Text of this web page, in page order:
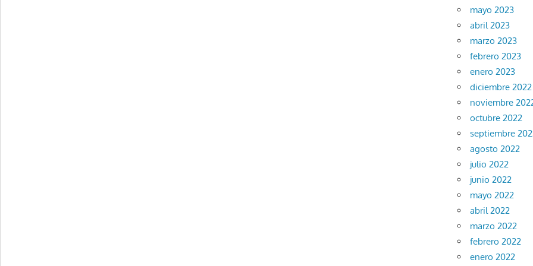
mayo 2023
abril 2023
marzo 2023
febrero 2023
enero 2023
diciembre 2022
noviembre
octubre 2022
septiembre
agosto 2022
julio 2022
junio 2022
mayo 2022
abril 2022
marzo 2022
febrero 2022
enero 2022